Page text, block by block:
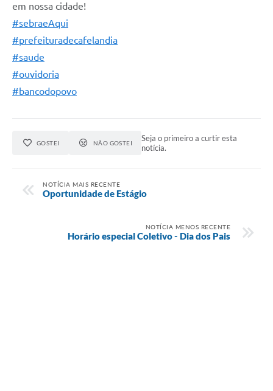
em nossa cidade!
#sebraeAqui
#prefeituradecafelandia
#saude
#ouvidoria
#bancodopovo
GOSTEI NÃO GOSTEI
Seja o primeiro a curtir esta
notícia.
NOTÍCIA MAIS RECENTE
Oportunidade de Estágio
NOTÍCIA MENOS RECENTE
Horário especial Coletivo - Dia dos Pais